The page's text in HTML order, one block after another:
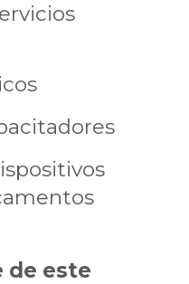
de este